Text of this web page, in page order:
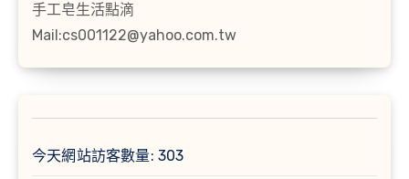
手工皂生活點滴
Mail:cs001122@yahoo.com.tw
今天網站訪客數量: 303